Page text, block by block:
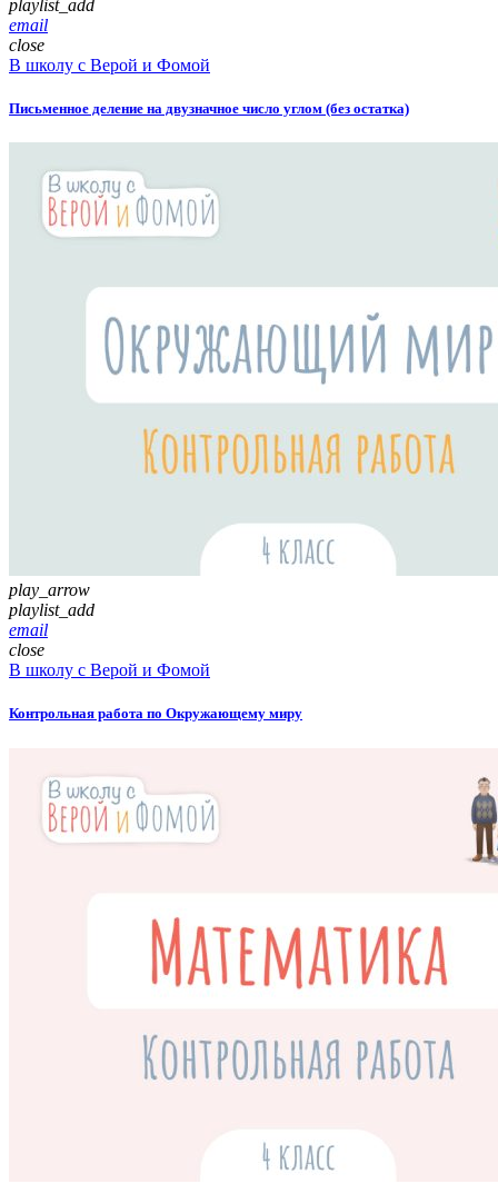
playlist_add
email
close
В школу с Верой и Фомой
Письменное деление на двузначное число углом (без остатка)
play_arrow
playlist_add
email
close
В школу с Верой и Фомой
Контрольная работа по Окружающему миру